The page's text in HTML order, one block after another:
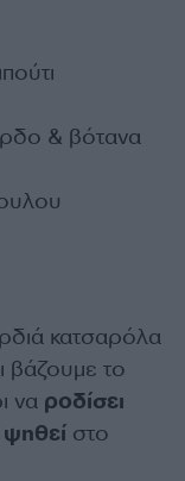
& βότανα
κατσαρόλα
βάζουμε το
να ροδίσει
ψηθεί στο